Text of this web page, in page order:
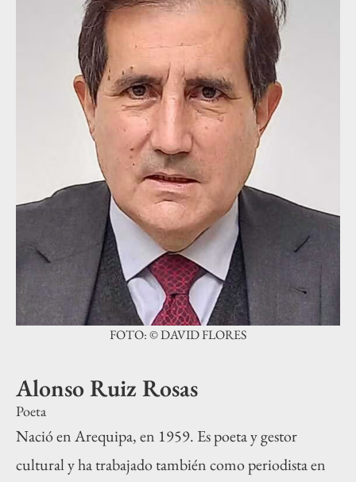
FOTO: © DAVID FLORES
Alonso Ruiz Rosas
Poeta
Nació en Arequipa, en 1959. Es poeta y gestor
cultural y ha trabajado también como periodista en